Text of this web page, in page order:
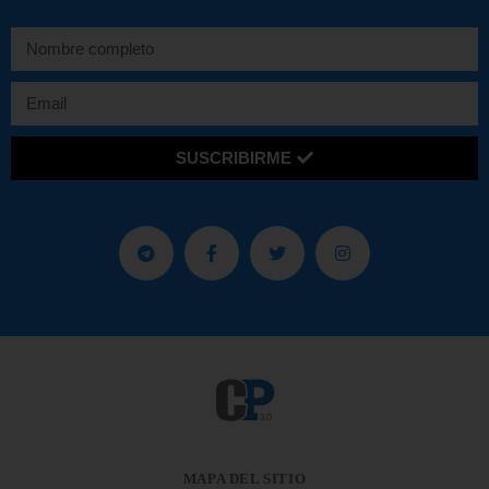
SUSCRIBIRME
MAPA DEL SITIO